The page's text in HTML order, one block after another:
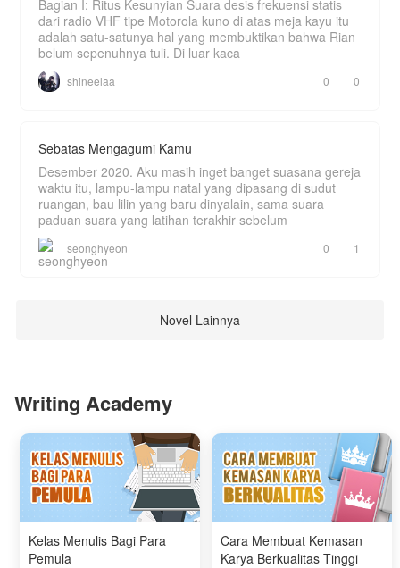
Bagian I: Ritus Kesunyian Suara desis frekuensi statis
dari radio VHF tipe Motorola kuno di atas meja kayu itu
adalah satu-satunya hal yang membuktikan bahwa Rian
belum sepenuhnya tuli. Di luar kaca
shineelaa 0 0
Sebatas Mengagumi Kamu
Desember 2020. Aku masih inget banget suasana gereja
waktu itu, lampu-lampu natal yang dipasang di sudut
ruangan, bau lilin yang baru dinyalain, sama suara
paduan suara yang latihan terakhir sebelum
seonghyeon 0 1
Novel Lainnya
Writing Academy
Kelas Menulis Bagi Para
Pemula
Cara Membuat Kemasan
Karya Berkualitas Tinggi